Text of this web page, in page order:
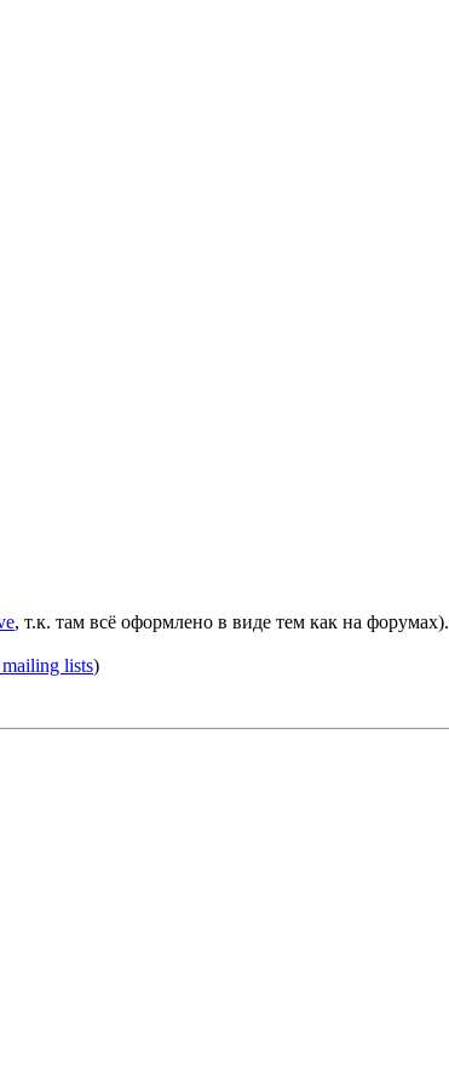
, т.к. там всё оформлено в виде тем как на форумах).
lists)